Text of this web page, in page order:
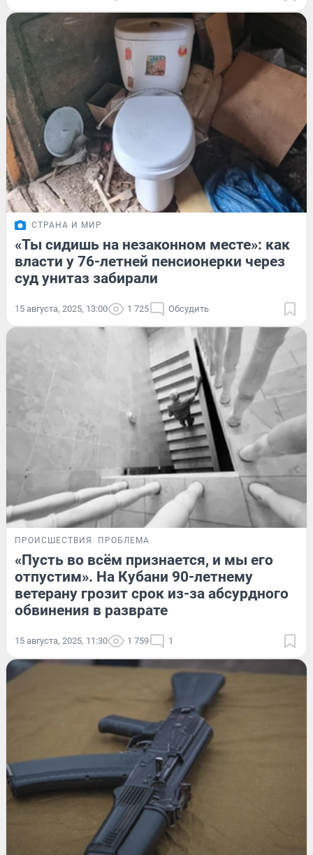
СТРАНА И МИР
«Ты сидишь на незаконном месте»: как
власти у 76-летней пенсионерки через
суд унитаз забирали
15 августа, 2025, 13:00 1 725 Обсудить
ПРОИСШЕСТВИЯ ПРОБЛЕМА
«Пусть во всём признается, и мы его
отпустим». На Кубани 90-летнему
ветерану грозит срок из-за абсурдного
обвинения в разврате
15 августа, 2025, 11:30 1 759 1